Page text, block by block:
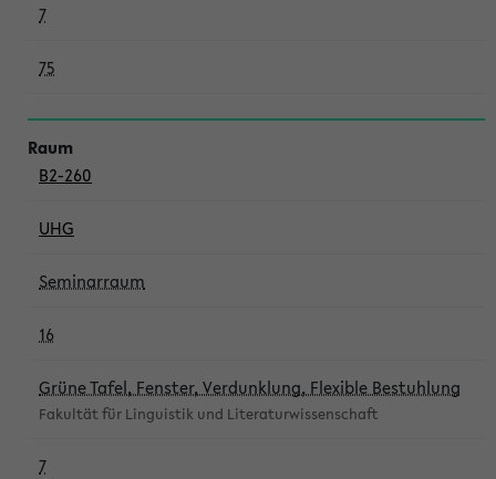
7
75
B2-260
UHG
Seminarraum
16
Grüne Tafel, Fenster, Verdunklung, Flexible Bestuhlung
Fakultät für Linguistik und Literaturwissenschaft
7